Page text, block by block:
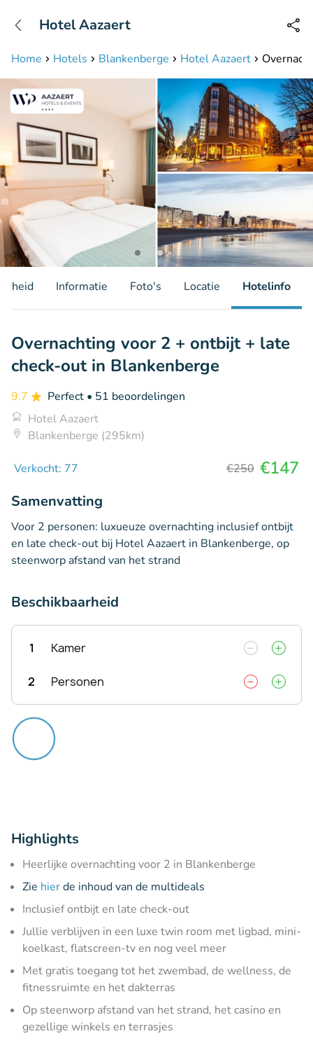
Bereikbaar tot 23:00 uur
Home Hotels Blankenberge Hotel Aazaert
Hotel Aazaert
Informatie Foto's Locatie Hotelinfo
Overnachting voor 2 + ontbijt + late
check-out in Blankenberge
9.7 Perfect • 51 beoordelingen
Hotel Aazaert
Blankenberge (295km)
Verkocht: 77 €250 €147
Samenvatting
Voor 2 personen: luxueuze overnachting inclusief ontbijt
en late check-out bij Hotel Aazaert in Blankenberge, op
steenworp afstand van het strand
Beschikbaarheid
1 Kamer
2 Personen
Highlights
Heerlijke overnachting voor 2 in Blankenberge
Zie hierde inhoud van de multideals
Inclusief ontbijt en late check-out
Jullie verblijven in een luxe twin room met ligbad, mini-
koelkast, flatscreen-tv en nog veel meer
Met gratis toegang tot het zwembad, de wellness, de
fitnessruimte en het dakterras
Op steenworp afstand van het strand, het casino en
gezellige winkels en terrasjes